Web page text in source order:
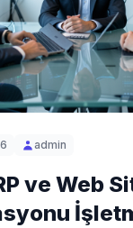
admin
ve Web